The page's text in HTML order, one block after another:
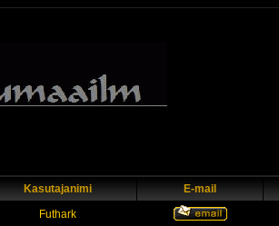
Kasutajanimi E-mail
Futhark